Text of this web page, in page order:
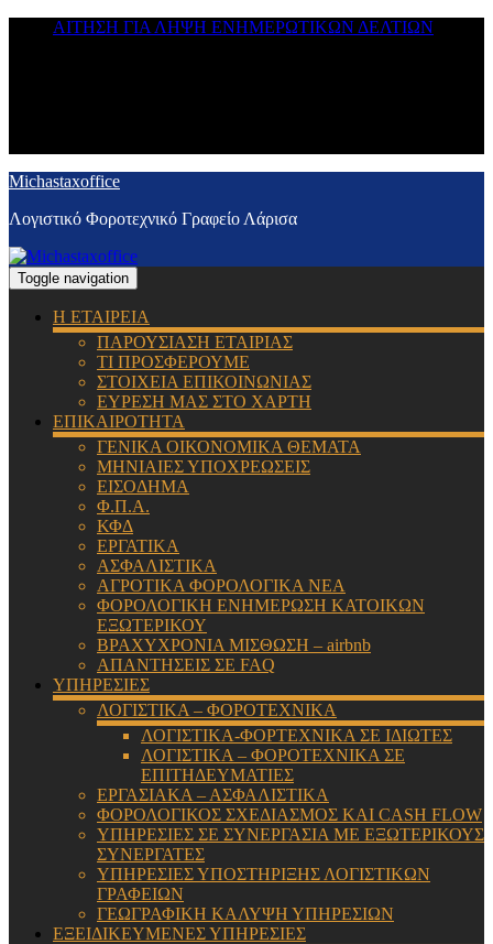
ΑΙΤΗΣΗ ΓΙΑ ΛΗΨΗ ΕΝΗΜΕΡΩΤΙΚΩΝ ΔΕΛΤΙΩΝ
Michastaxoffice
Λογιστικό Φοροτεχνικό Γραφείο Λάρισα
Toggle navigation
Η ΕΤΑΙΡΕΙΑ
ΠΑΡΟΥΣΙΑΣΗ ΕΤΑΙΡΙΑΣ
ΤΙ ΠΡΟΣΦΕΡΟΥΜΕ
ΣΤΟΙΧΕΙΑ ΕΠΙΚΟΙΝΩΝΙΑΣ
ΕΥΡΕΣΗ ΜΑΣ ΣΤΟ ΧΑΡΤΗ
ΕΠΙΚΑΙΡΟΤΗΤΑ
ΓΕΝΙΚΑ ΟΙΚΟΝΟΜΙΚΑ ΘΕΜΑΤΑ
ΜΗΝΙΑΙΕΣ ΥΠΟΧΡΕΩΣΕΙΣ
ΕΙΣΟΔΗΜΑ
Φ.Π.Α.
ΚΦΔ
ΕΡΓΑΤΙΚΑ
ΑΣΦΑΛΙΣΤΙΚΑ
ΑΓΡΟΤΙΚΑ ΦΟΡΟΛΟΓΙΚΑ ΝΕΑ
ΦΟΡΟΛΟΓΙΚΗ ΕΝΗΜΕΡΩΣΗ ΚΑΤΟΙΚΩΝ
ΕΞΩΤΕΡΙΚΟΥ
ΒΡΑΧΥΧΡΟΝΙΑ ΜΙΣΘΩΣΗ – airbnb
ΑΠΑΝΤΗΣΕΙΣ ΣΕ FAQ
ΥΠΗΡΕΣΙΕΣ
ΛΟΓΙΣΤΙΚΑ – ΦΟΡΟΤΕΧΝΙΚΑ
ΛΟΓΙΣΤΙΚΑ-ΦΟΡΤΕΧΝΙΚΑ ΣΕ ΙΔΙΩΤΕΣ
ΛΟΓΙΣΤΙΚΑ – ΦΟΡΟΤΕΧΝΙΚΑ ΣΕ
ΕΠΙΤΗΔΕΥΜΑΤΙΕΣ
ΕΡΓΑΣΙΑΚΑ – ΑΣΦΑΛΙΣΤΙΚΑ
ΦΟΡΟΛΟΓΙΚΟΣ ΣΧΕΔΙΑΣΜΟΣ ΚΑΙ CASH FLOW
ΥΠΗΡΕΣΙΕΣ ΣΕ ΣΥΝΕΡΓΑΣΙΑ ΜΕ ΕΞΩΤΕΡΙΚΟΥΣ
ΣΥΝΕΡΓΑΤΕΣ
ΥΠΗΡΕΣΙΕΣ ΥΠΟΣΤΗΡΙΞΗΣ ΛΟΓΙΣΤΙΚΩΝ
ΓΡΑΦΕΙΩΝ
ΓΕΩΓΡΑΦΙΚΗ ΚΑΛΥΨΗ ΥΠΗΡΕΣΙΩΝ
ΕΞΕΙΔΙΚΕΥΜΕΝΕΣ ΥΠΗΡΕΣΙΕΣ